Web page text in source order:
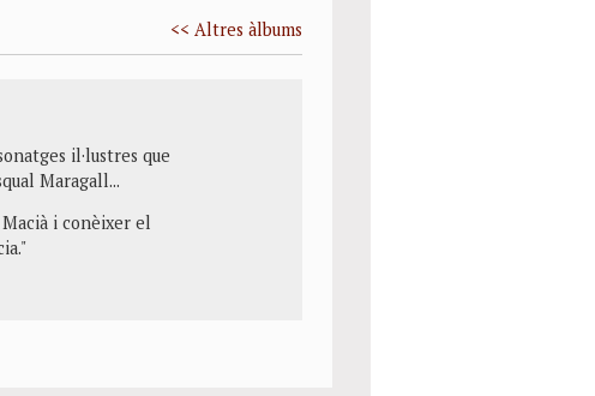
<< Altres àlbums
il·lustres que
Maragall...
i conèixer el